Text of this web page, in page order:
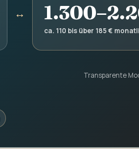
↔
ca. 110 bis über 185 €
Transparente